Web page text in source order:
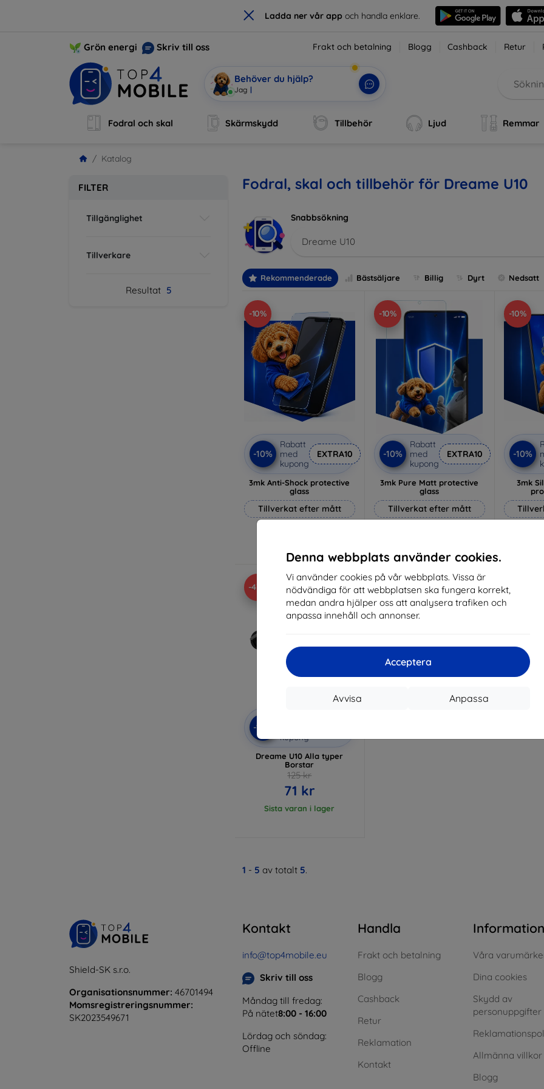
× Ladda ner vår app och handla enklare.
Denna webbplats använder cookies.
Vi använder cookies på vår webbplats. Vissa är
nödvändiga för att webbplatsen ska fungera korrekt,
medan andra hjälper oss att analysera trafiken och
anpassa innehåll och annonser.
Acceptera
Anpassa
Avvisa
Grön energi Skriv till oss Frakt och betalning Blogg Cashback Retur
Behöver du hjälp?
Jag är Mobi
Fodral och skal Skärmskydd Tillbehör Ljud Remmar
Katalog
FILTER
Tillgänglighet
Tillverkare
Resultat 5
Fodral, skal och tillbehör för Dreame U10
Snabbsökning
Dreame U10
Rekommenderade Bästsäljare Billig Dyrt Nedsatt
-10%
-10%
Rabatt
med
kupong
EXTRA10
3mk Anti-Shock protective
glass
Tillverkat efter mått
I lager > 5 st
-10%
-10%
Rabatt
med
kupong
EXTRA10
3mk Pure Matt protective
glass
Tillverkat efter mått
I lager > 5 st
-10%
-10%
3mk
I
-43%
-10%
kupong
Dreame U10 Alla typer
Borstar
125 kr
71 kr
Sista varan i lager
1 - 5 av totalt 5.
Shield-SK s.r.o.
Organisationsnummer: 46701494
Momsregistreringsnummer:
SK2023549671
Kontakt
info@top4mobile.eu
Skriv till oss
Måndag till fredag:
På nätet8:00 - 16:00
Lördag och söndag:
Offline
Handla
Frakt och betalning
Blogg
Cashback
Retur
Reklamation
Kontakt
Information
Våra
Dina cookies
Skydd av
personuppgifter
Allmänna villkor
Blogg